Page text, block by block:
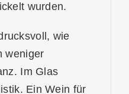
wurden.
wie
weniger
Im Glas
Ein Wein für